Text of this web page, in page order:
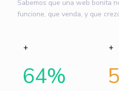
Sabemos que una web bonita
funcione, que venda, y que
64%